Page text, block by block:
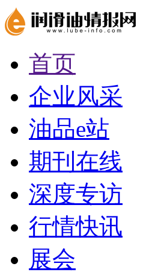
首页
企业风采
油品e站
期刊在线
深度专访
行情快讯
展会